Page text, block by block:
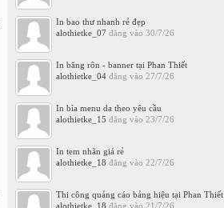
In bao thư nhanh rẻ đẹp
alothietke_07 đăng vào 30/7/26
In băng rôn - banner tại Phan Thiết
alothietke_04đăng vào 27/7/26
In bìa menu da theo yêu cầu
alothietke_15 đăng vào 23/7/26
In tem nhãn giá rẻ
alothietke_18 đăng vào 22/7/26
Thi công quảng cáo bảng hiệu tại Phan Thiết
alothietke_18 đăng vào 21/7/26